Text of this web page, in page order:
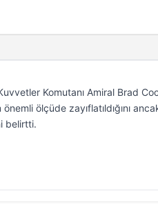
Komutanı Amiral Brad
ölçüde zayıflatıldığını
belirtti.